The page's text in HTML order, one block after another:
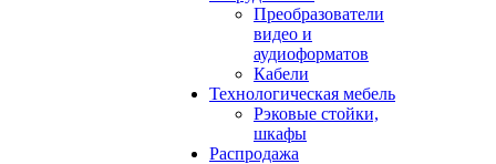
Преобразователи
видео и
аудиоформатов
Кабели
Технологическая мебель
Рэковые стойки,
шкафы
Распродажа